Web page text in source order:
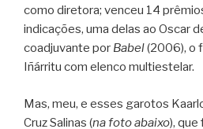
como diretora; venceu 14
indicações, uma delas ao Oscar
coadjuvante por Babel(2006), o
Iñárritu com elenco multiestelar.
Mas, meu, e esses garotos
Cruz Salinas (na foto abaixo), que